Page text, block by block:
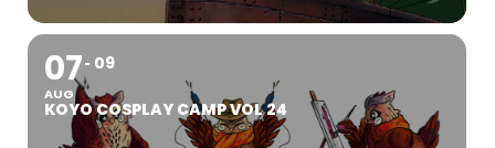
07
AUG
09
KOYO COSPLAY CAMP VOL 24